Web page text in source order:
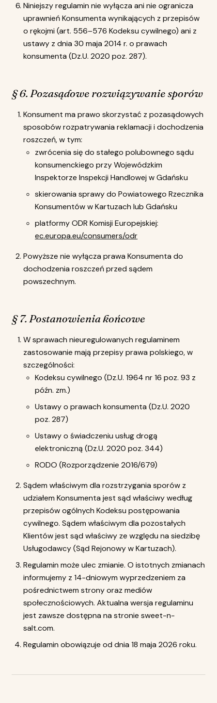
Niniejszy regulamin nie wyłącza ani nie ogranicza
uprawnień Konsumenta wynikających z przepisów
o rękojmi (art. 556–576 Kodeksu cywilnego) ani z
ustawy z dnia 30 maja 2014 r. o prawach
konsumenta (Dz.U. 2020 poz. 287).
§ 6. Pozasądowe rozwiązywanie sporów
Konsument ma prawo skorzystać z pozasądowych
sposobów rozpatrywania reklamacji i dochodzenia
roszczeń, w tym:
zwrócenia się do stałego polubownego sądu
konsumenckiego przy Wojewódzkim
Inspektorze Inspekcji Handlowej w Gdańsku
skierowania sprawy do Powiatowego Rzecznika
Konsumentów w Kartuzach lub Gdańsku
platformy ODR Komisji Europejskiej:
ec.europa.eu/consumers/odr
Powyższe nie wyłącza prawa Konsumenta do
dochodzenia roszczeń przed sądem
powszechnym.
§ 7. Postanowienia końcowe
W sprawach nieuregulowanych regulaminem
zastosowanie mają przepisy prawa polskiego, w
szczególności:
Kodeksu cywilnego (Dz.U. 1964 nr 16 poz. 93 z
późn. zm.)
Ustawy o prawach konsumenta (Dz.U. 2020
poz. 287)
Ustawy o świadczeniu usług drogą
elektroniczną (Dz.U. 2020 poz. 344)
RODO (Rozporządzenie 2016/679)
Sądem właściwym dla rozstrzygania sporów z
udziałem Konsumenta jest sąd właściwy według
przepisów ogólnych Kodeksu postępowania
cywilnego. Sądem właściwym dla pozostałych
Klientów jest sąd właściwy ze względu na siedzibę
Usługodawcy (Sąd Rejonowy w Kartuzach).
Regulamin może ulec zmianie. O istotnych zmianach
informujemy z 14-dniowym wyprzedzeniem za
pośrednictwem strony oraz mediów
społecznościowych. Aktualna wersja regulaminu
jest zawsze dostępna na stronie sweet-n-
salt.com.
Regulamin obowiązuje od dnia 18 maja 2026 roku.